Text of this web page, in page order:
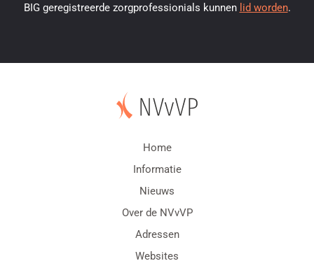
BIG geregistreerde zorgprofessionials kunnen lid worden.
Home
Informatie
Nieuws
Over de NVvVP
Adressen
Websites